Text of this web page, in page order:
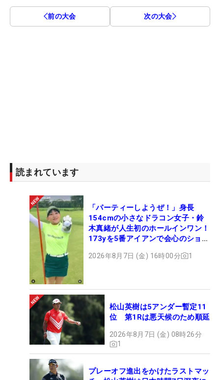
前の大会 次の大会
読まれています
「パーティーしようぜ！」身長
154cmの小さなドラコン女子・鈴
木真緒が人生初のホールインワン！
173yを5番アイアンで会心のショッ
2026年8月7日 (金) 16時00分 1
松山英樹は5アンダー暫定11
位 第1Rは悪天候のため順延
2026年8月7日 (金) 08時26分
1
プレーオフ進出をかけたラストマッ